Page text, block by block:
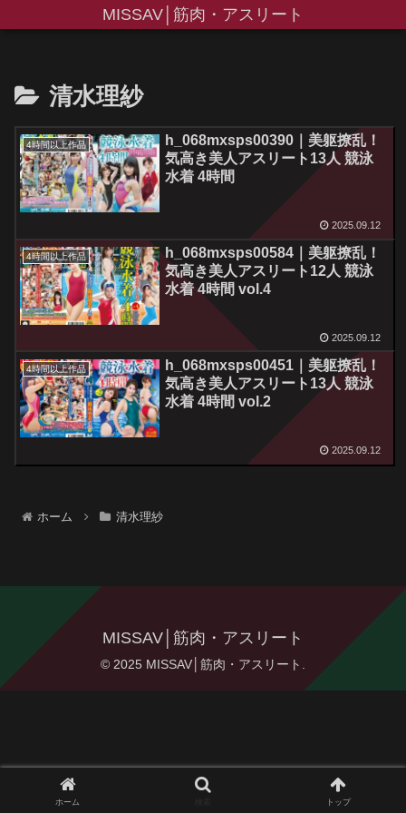
MISSAV│筋肉・アスリート
清水理紗
4時間以上作品
h_068mxsps00390｜美躯撩乱！
気高き美人アスリート13人 競泳
水着 4時間
2025.09.12
4時間以上作品
h_068mxsps00584｜美躯撩乱！
気高き美人アスリート12人 競泳
水着 4時間 vol.4
2025.09.12
4時間以上作品
h_068mxsps00451｜美躯撩乱！
気高き美人アスリート13人 競泳
水着 4時間 vol.2
2025.09.12
ホーム 清水理紗
MISSAV│筋肉・アスリート
© 2025 MISSAV│筋肉・アスリート.
ホーム トップ